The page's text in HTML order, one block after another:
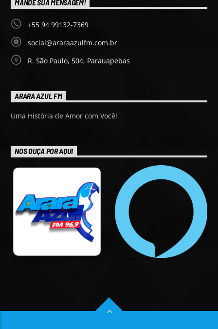
MANDE SUA MENSAGEM!
+55 94 99132-7369
social@araraazulfm.com.br
R. São Paulo, 504, Parauapebas
ARARA AZUL FM
Uma História de Amor com Você!
NOS OUÇA POR AQUI